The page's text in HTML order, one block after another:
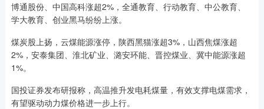
博通股份、中国高科涨超2%，全通教育、行动教育、中公教育、
学大教育、创业黑马纷纷上涨。
煤炭股上扬，云煤能源涨停，陕西黑猫涨超3%，山西焦煤涨超
2%，安泰集团、淮北矿业、潞安环能、晋控煤业、冀中能源涨超
1%。
国投证券发布研报称，高温推升发电耗煤量，有效支撑电煤需求，
有望驱动动力煤价格进一步上行。